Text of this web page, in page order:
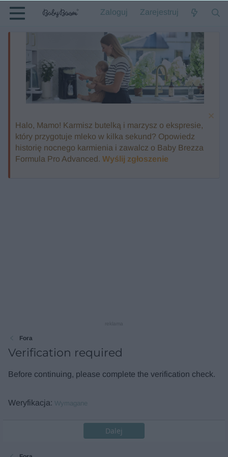
Zaloguj Zarejestruj
Halo, Mamo! Karmisz butelką i marzysz o ekspresie,
który przygotuje mleko w kilka sekund? Opowiedz
historię nocnego karmienia i zawalcz o Baby Brezza
Formula Pro Advanced. Wyślij zgłoszenie
Fora
Verification required
Before continuing, please complete the verification check.
Weryfikacja Wymagane
Dalej